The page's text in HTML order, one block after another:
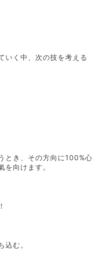
いく中、次の技を考える
とき、その方向に 100%心
を向けます。
込む。